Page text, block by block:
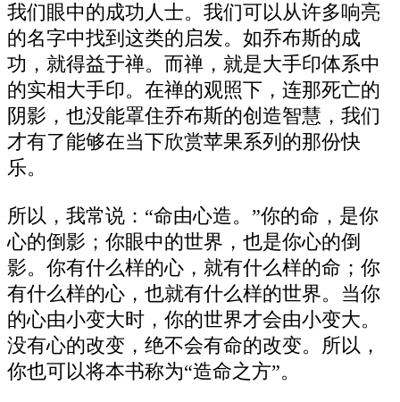
我们眼中的成功人士。我们可以从许多响亮
的名字中找到这类的启发。如乔布斯的成
功，就得益于禅。而禅，就是大手印体系中
的实相大手印。在禅的观照下，连那死亡的
阴影，也没能罩住乔布斯的创造智慧，我们
才有了能够在当下欣赏苹果系列的那份快
乐。
所以，我常说：“命由心造。”你的命，是你
心的倒影；你眼中的世界，也是你心的倒
影。你有什么样的心，就有什么样的命；你
有什么样的心，也就有什么样的世界。当你
的心由小变大时，你的世界才会由小变大。
没有心的改变，绝不会有命的改变。所以，
你也可以将本书称为“造命之方”。